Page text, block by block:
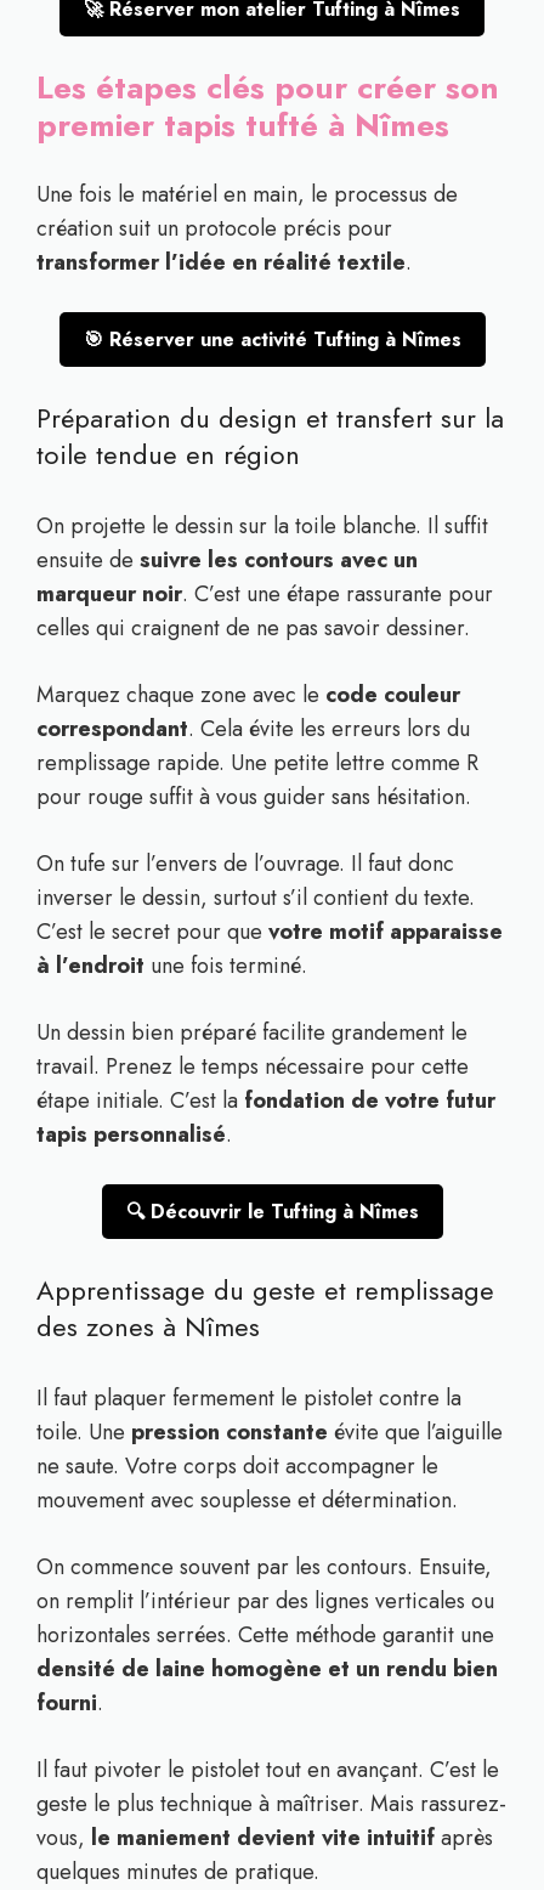
🚀 Réserver mon atelier Tufting à Nîmes
Les étapes clés pour créer son
premier tapis tufté à Nîmes
Une fois le matériel en main, le processus de
création suit un protocole précis pour
transformer l’idée en réalité textile.
🎯 Réserver une activité Tufting à Nîmes
Préparation du design et transfert sur la
toile tendue en région
On projette le dessin sur la toile blanche. Il suffit
ensuite de suivre les contours avec un
marqueur noir. C’est une étape rassurante pour
celles qui craignent de ne pas savoir dessiner.
Marquez chaque zone avec le code couleur
correspondant. Cela évite les erreurs lors du
remplissage rapide. Une petite lettre comme R
pour rouge suffit à vous guider sans hésitation.
On tufe sur l’envers de l’ouvrage. Il faut donc
inverser le dessin, surtout s’il contient du texte.
C’est le secret pour que votre motif apparaisse
à l’endroit une fois terminé.
Un dessin bien préparé facilite grandement le
travail. Prenez le temps nécessaire pour cette
étape initiale. C’est la fondation de votre futur
tapis personnalisé.
🔍 Découvrir le Tufting à Nîmes
Apprentissage du geste et remplissage
des zones à Nîmes
Il faut plaquer fermement le pistolet contre la
toile. Une pression constante évite que l’aiguille
ne saute. Votre corps doit accompagner le
mouvement avec souplesse et détermination.
On commence souvent par les contours. Ensuite,
on remplit l’intérieur par des lignes verticales ou
horizontales serrées. Cette méthode garantit une
densité de laine homogène et un rendu bien
fourni.
Il faut pivoter le pistolet tout en avançant. C’est le
geste le plus technique à maîtriser. Mais rassurez-
vous, le maniement devient vite intuitifaprès
quelques minutes de pratique.